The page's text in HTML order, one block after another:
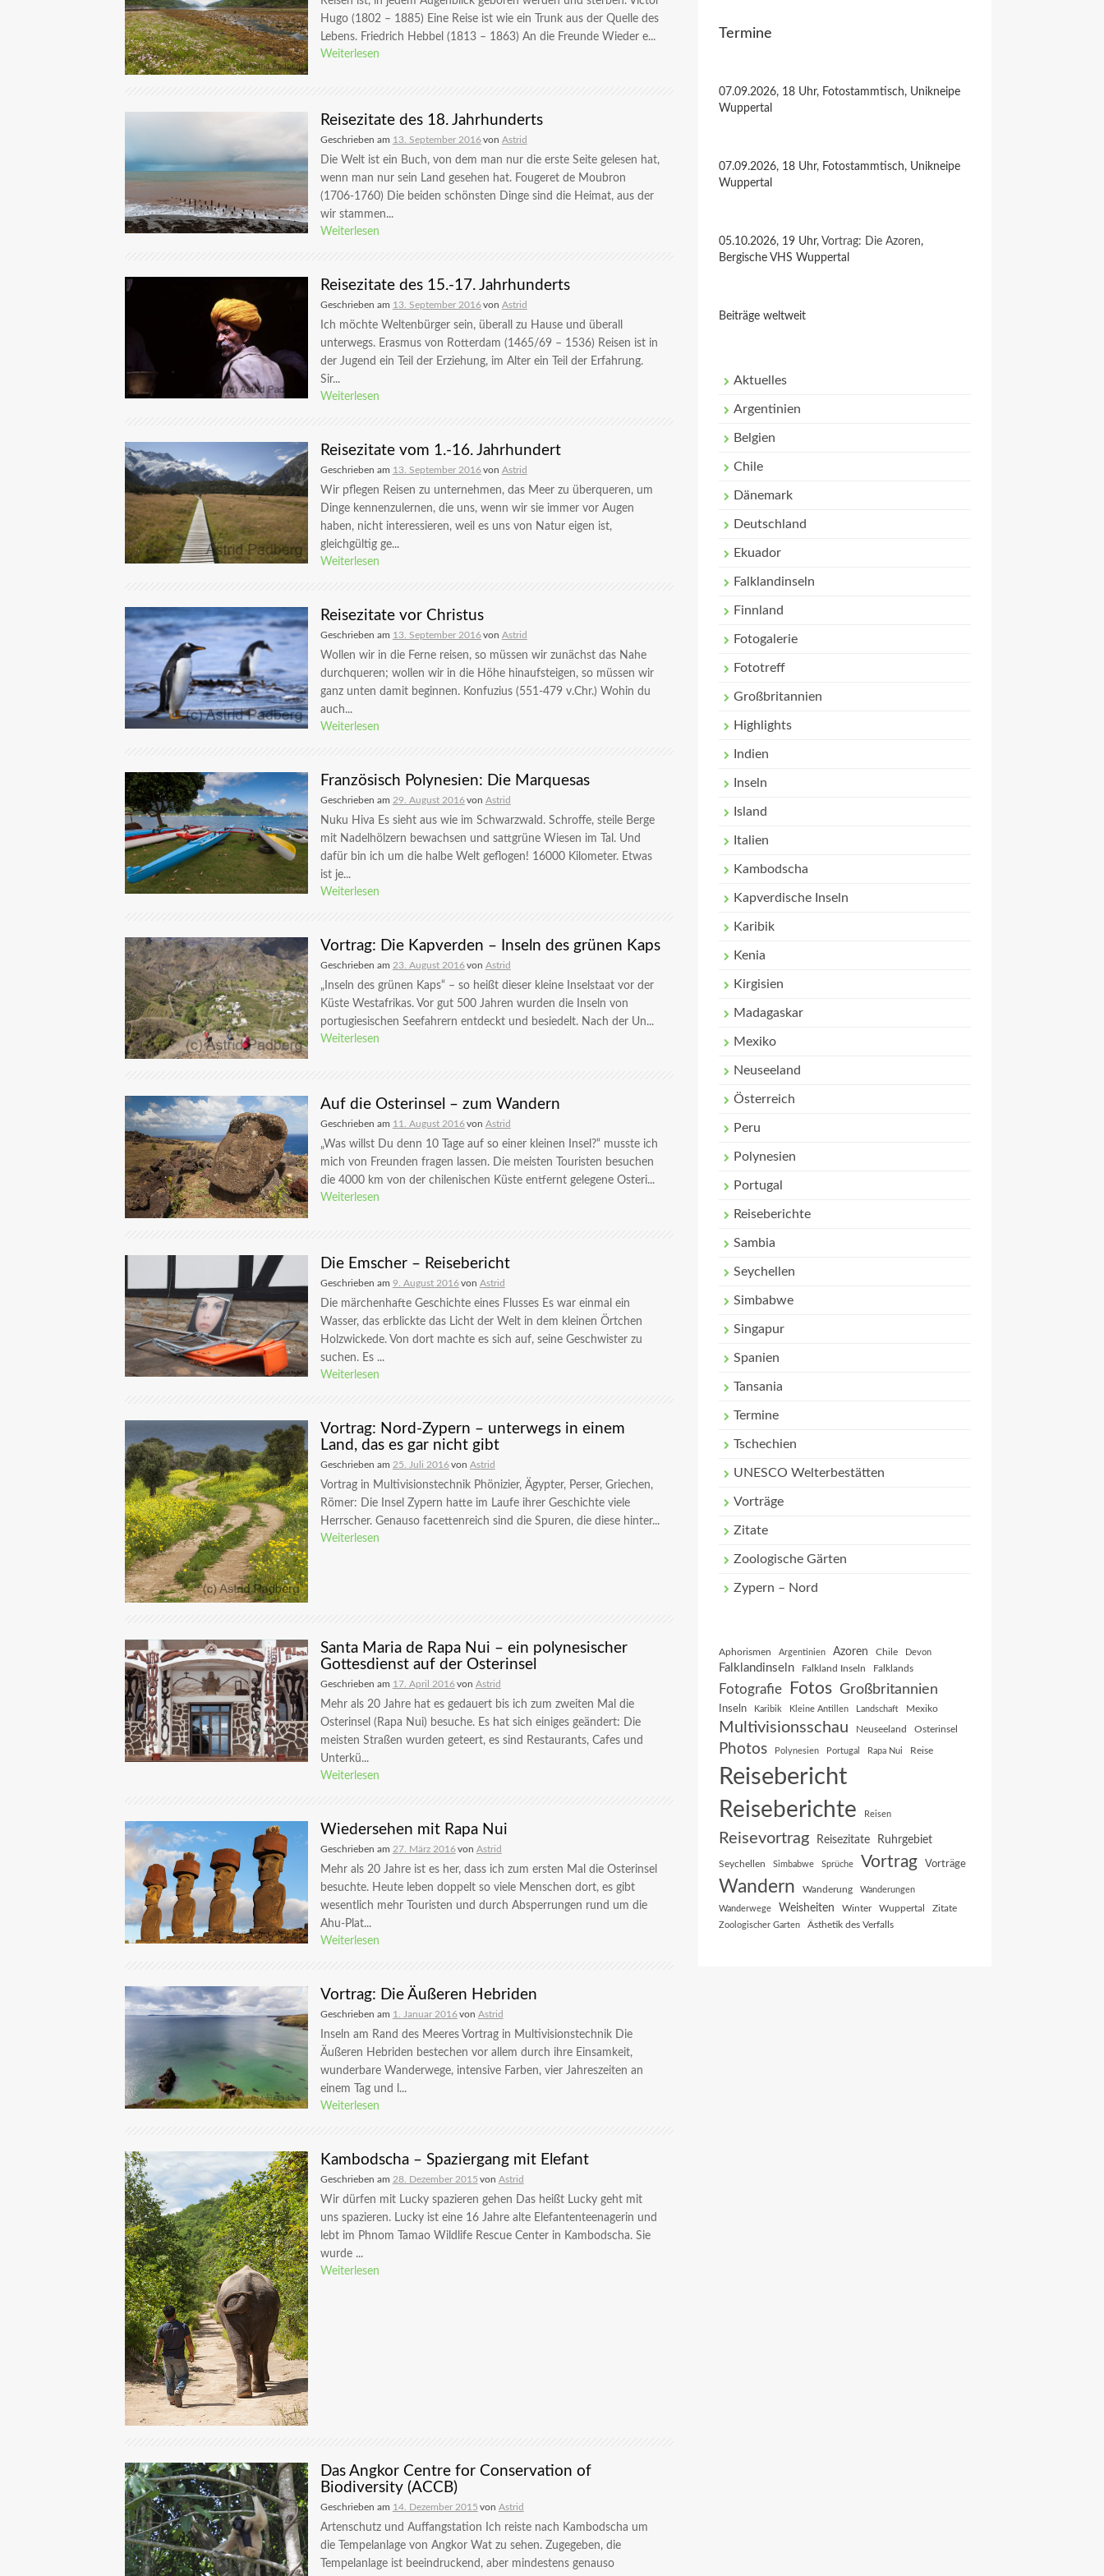
Hugo (1802 – 1885) Eine Reise ist wie ein Trunk aus der Quelle des
Lebens. Friedrich Hebbel (1813 – 1863) An die Freunde Wieder e...
Weiterlesen
Reisezitate des 18. Jahrhunderts
Geschrieben am 13. September 2016von Astrid
Die Welt ist ein Buch, von dem man nur die erste Seite gelesen hat,
wenn man nur sein Land gesehen hat. Fougeret de Moubron
(1706-1760) Die beiden schönsten Dinge sind die Heimat, aus der
wir stammen...
Weiterlesen
Reisezitate des 15.-17. Jahrhunderts
Geschrieben am 13. September 2016von Astrid
Ich möchte Weltenbürger sein, überall zu Hause und überall
unterwegs. Erasmus von Rotterdam (1465/69 – 1536) Reisen ist in
der Jugend ein Teil der Erziehung, im Alter ein Teil der Erfahrung.
Sir...
Weiterlesen
Reisezitate vom 1.-16. Jahrhundert
Geschrieben am 13. September 2016von Astrid
Wir pflegen Reisen zu unternehmen, das Meer zu überqueren, um
Dinge kennenzulernen, die uns, wenn wir sie immer vor Augen
haben, nicht interessieren, weil es uns von Natur eigen ist,
gleichgültig ge...
Weiterlesen
Reisezitate vor Christus
Geschrieben am 13. September 2016von Astrid
Wollen wir in die Ferne reisen, so müssen wir zunächst das Nahe
durchqueren; wollen wir in die Höhe hinaufsteigen, so müssen wir
ganz unten damit beginnen. Konfuzius (551-479 v.Chr.) Wohin du
auch...
Weiterlesen
Französisch Polynesien: Die Marquesas
Geschrieben am 29. August 2016von Astrid
Nuku Hiva Es sieht aus wie im Schwarzwald. Schroffe, steile Berge
mit Nadelhölzern bewachsen und sattgrüne Wiesen im Tal. Und
dafür bin ich um die halbe Welt geflogen! 16000 Kilometer. Etwas
ist je...
Weiterlesen
Vortrag: Die Kapverden – Inseln des grünen Kaps
Geschrieben am 23. August 2016von Astrid
„Inseln des grünen Kaps“ – so heißt dieser kleine Inselstaat vor der
Küste Westafrikas. Vor gut 500 Jahren wurden die Inseln von
portugiesischen Seefahrern entdeckt und besiedelt. Nach der Un...
Weiterlesen
Auf die Osterinsel – zum Wandern
Geschrieben am 11. August 2016von Astrid
„Was willst Du denn 10 Tage auf so einer kleinen Insel?“ musste ich
mich von Freunden fragen lassen. Die meisten Touristen besuchen
die 4000 km von der chilenischen Küste entfernt gelegene Osteri...
Weiterlesen
Die Emscher – Reisebericht
Geschrieben am 9. August 2016von Astrid
Die märchenhafte Geschichte eines Flusses Es war einmal ein
Wasser, das erblickte das Licht der Welt in dem kleinen Örtchen
Holzwickede. Von dort machte es sich auf, seine Geschwister zu
suchen. Es ...
Weiterlesen
Vortrag: Nord-Zypern – unterwegs in einem
Land, das es gar nicht gibt
Geschrieben am 25. Juli 2016von Astrid
Vortrag in Multivisionstechnik Phönizier, Ägypter, Perser, Griechen,
Römer: Die Insel Zypern hatte im Laufe ihrer Geschichte viele
Herrscher. Genauso facettenreich sind die Spuren, die diese hinter...
Weiterlesen
Santa Maria de Rapa Nui – ein polynesischer
Gottesdienst auf der Osterinsel
Geschrieben am 17. April 2016von Astrid
Mehr als 20 Jahre hat es gedauert bis ich zum zweiten Mal die
Osterinsel (Rapa Nui) besuche. Es hat sich einiges geändert: Die
meisten Straßen wurden geteert, es sind Restaurants, Cafes und
Unterkü...
Weiterlesen
Wiedersehen mit Rapa Nui
Geschrieben am 27. März 2016von Astrid
Mehr als 20 Jahre ist es her, dass ich zum ersten Mal die Osterinsel
besuchte. Heute leben doppelt so viele Menschen dort, es gibt
wesentlich mehr Touristen und durch Absperrungen rund um die
Ahu-Plat...
Weiterlesen
Vortrag: Die Äußeren Hebriden
Geschrieben am 1. Januar 2016von Astrid
Inseln am Rand des Meeres Vortrag in Multivisionstechnik Die
Äußeren Hebriden bestechen vor allem durch ihre Einsamkeit,
wunderbare Wanderwege, intensive Farben, vier Jahreszeiten an
einem Tag und l...
Weiterlesen
Kambodscha – Spaziergang mit Elefant
Geschrieben am 28. Dezember 2015 von Astrid
Wir dürfen mit Lucky spazieren gehen Das heißt Lucky geht mit
uns spazieren. Lucky ist eine 16 Jahre alte Elefantenteenagerin und
lebt im Phnom Tamao Wildlife Rescue Center in Kambodscha. Sie
wurde ...
Weiterlesen
Das Angkor Centre for Conservation of
Biodiversity (ACCB)
Geschrieben am 14. Dezember 2015 von Astrid
Artenschutz und Auffangstation Ich reiste nach Kambodscha um
die Tempelanlage von Angkor Wat zu sehen. Zugegeben, die
Tempelanlage ist beeindruckend, aber mindestens genauso
Termine
07.09.2026, 18 Uhr, Fotostammtisch, Unikneipe
Wuppertal
07.09.2026, 18 Uhr, Fotostammtisch, Unikneipe
Wuppertal
05.10.2026, 19 Uhr, Vortrag: Die Azoren,
Bergische VHS Wuppertal
Beiträge weltweit
Aktuelles
Argentinien
Belgien
Chile
Dänemark
Deutschland
Ekuador
Falklandinseln
Finnland
Fotogalerie
Fototreff
Großbritannien
Highlights
Indien
Inseln
Island
Italien
Kambodscha
Kapverdische Inseln
Karibik
Kenia
Kirgisien
Madagaskar
Mexiko
Neuseeland
Österreich
Peru
Polynesien
Portugal
Reiseberichte
Sambia
Seychellen
Simbabwe
Singapur
Spanien
Tansania
Termine
Tschechien
UNESCO Welterbestätten
Vorträge
Zitate
Zoologische Gärten
Zypern – Nord
Aphorismen Argentinien Azoren Chile Devon
Falklandinseln Falkland Inseln Falklands
Fotografie Fotos Großbritannien
Inseln Karibik Kleine Antillen Landschaft Mexiko
Multivisionsschau Neuseeland Osterinsel
Photos Polynesien Portugal Rapa Nui Reise
Reisebericht
Reiseberichte Reisen
Reisevortrag Reisezitate Ruhrgebiet
Seychellen Simbabwe Sprüche Vortrag Vorträge
Wandern Wanderung Wanderungen
Wanderwege Weisheiten Winter Wuppertal Zitate
Zoologischer Garten Ästhetik des Verfalls